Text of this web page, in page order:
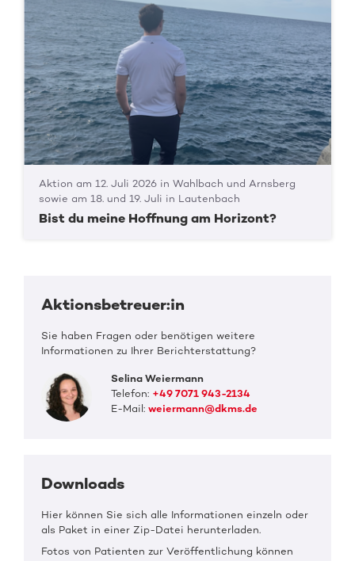
Aktion am 12. Juli 2026 in Wahlbach und Arnsberg
sowie am 18. und 19. Juli in Lautenbach
Bist du meine Hoffnung am Horizont?
Aktionsbetreuer:in
Sie haben Fragen oder benötigen weitere
Informationen zu Ihrer Berichterstattung?
Selina Weiermann
Telefon: +49 7071 943-2134
E-Mail:weiermann@dkms.de
Downloads
Hier können Sie sich alle Informationen einzeln oder
als Paket in einer Zip-Datei herunterladen.
Fotos von Patienten zur Veröffentlichung können